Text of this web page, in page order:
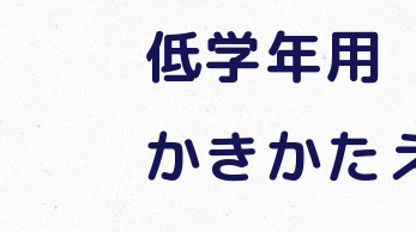
低学年用
かきかた